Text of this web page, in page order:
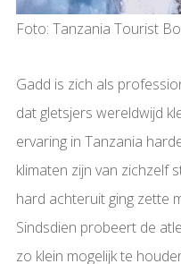
Foto: Tanzania Tourist
Gadd is zich als
dat gletsjers wereldwijd
ervaring in Tanzania
klimaten zijn van zichzelf
hard achteruit ging zette
Sindsdien probeert de
zo klein mogelijk te